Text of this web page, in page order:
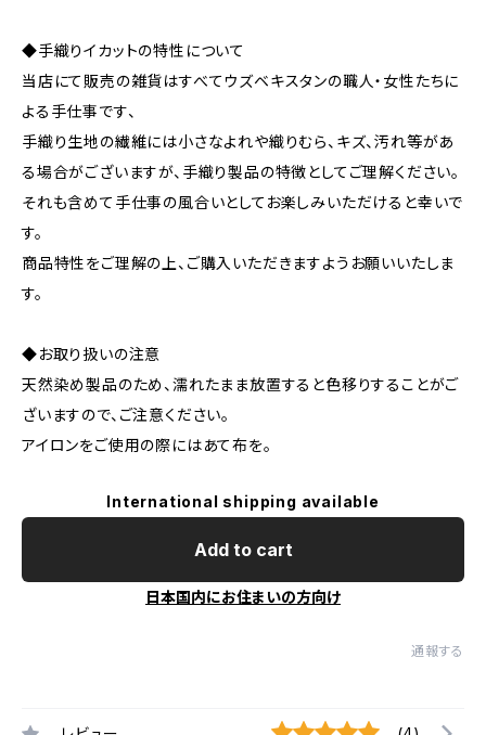
◆手織りイカットの特性について
当店にて販売の雑貨はすべてウズベキスタンの職人・女性たちに
よる手仕事です、
手織り生地の繊維には小さなよれや織りむら、キズ、汚れ等があ
る場合がございますが、手織り製品の特徴としてご理解ください。
それも含めて手仕事の風合いとしてお楽しみいただけると幸いで
す。
商品特性をご理解の上、ご購入いただきますようお願いいたしま
す。
◆お取り扱いの注意
天然染め製品のため、濡れたまま放置すると色移りすることがご
ざいますので、ご注意ください。
アイロンをご使用の際にはあて布を。
International shipping available
Add to cart
日本国内にお住まいの方向け
通報する